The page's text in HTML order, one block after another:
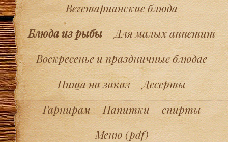
Вегетарианские блюда
Блюда из рыбы
Для малых аппетит
Воскресенье и праздничные блюдаe
Пища на заказ
Десерты
Гарнирам
Напитки
спирты
Меню (pdf)